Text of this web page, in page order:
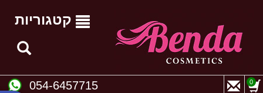
נגישות
קטגוריות
054-6457715 0